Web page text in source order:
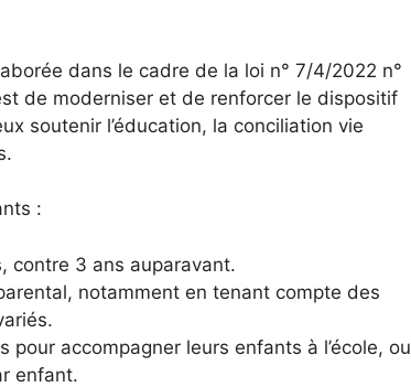
dans le cadre de la loi n° 7/4/2022 n°
de moderniser et de renforcer le dispositif
soutenir l’éducation, la conciliation vie
:
contre 3 ans auparavant.
notamment en tenant compte des
accompagner leurs enfants à l’école, ou
enfant.